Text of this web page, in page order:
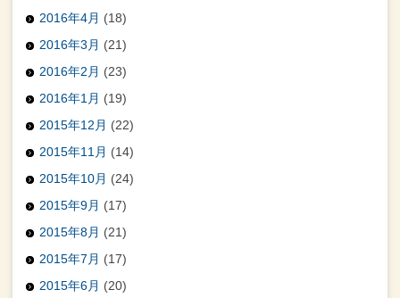
2016年4月 (18)
2016年3月 (21)
2016年2月 (23)
2016年1月 (19)
2015年12月 (22)
2015年11月 (14)
2015年10月 (24)
2015年9月 (17)
2015年8月 (21)
2015年7月 (17)
2015年6月 (20)